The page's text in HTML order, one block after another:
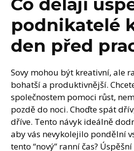
podnikatelé
den před
Sovy mohou být kreativní, ale
bohatší a produktivnější.
společnostem pomoci růst,
pozdě do noci. Choďte spát
dříve. Tento návyk ideálně
aby vás nevykolejilo pondělní
tento “nový” ranní čas?